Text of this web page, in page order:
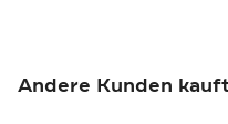
Andere Kunden